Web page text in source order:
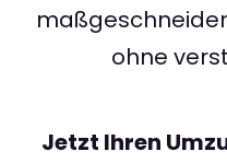
ohne
Jetzt Ihren